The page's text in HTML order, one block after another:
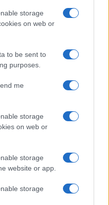
storage
on web or
to be sent to
purposes.
me
storage
on web or
storage
website or app.
storage
possono donare
di ferie e permessi
Il gruppo crede
sul territorio dai
dagli anni
di supporto
oltre che a
colonie per i figlie dei